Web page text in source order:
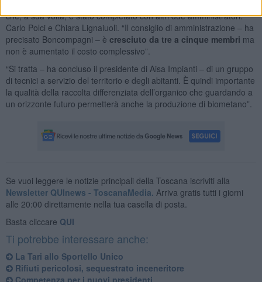
che, a sua volta, è stato completato con altri due amministratori:
Carlo Polci e Chiara Lignaiuoli. “Il consiglio di amministrazione – ha
precisato Boncompagni – è cresciuto da tre a cinque membri ma
non è aumentato il costo complessivo”.
“Si tratta – ha concluso il presidente di Aisa Impianti – di un gruppo
di tecnici a servizio del territorio e degli abitanti. È quindi importante
la qualità della raccolta differenziata dell’organico che guardando a
un orizzonte futuro permetterà anche la produzione di biometano”.
Se vuoi leggere le notizie principali della Toscana iscriviti alla
Newsletter QUInews - ToscanaMedia. Arriva gratis tutti i giorni
alle 20:00 direttamente nella tua casella di posta.
Basta cliccare QUI
Ti potrebbe interessare anche:
​La Tari allo Sportello Unico
Rifiuti pericolosi, sequestrato inceneritore
Competenza per i nuovi presidenti